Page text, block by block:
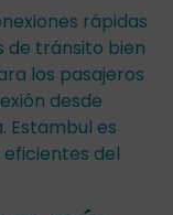
rápidas
de tránsito bien
los pasajeros
desde
Estambul es
del